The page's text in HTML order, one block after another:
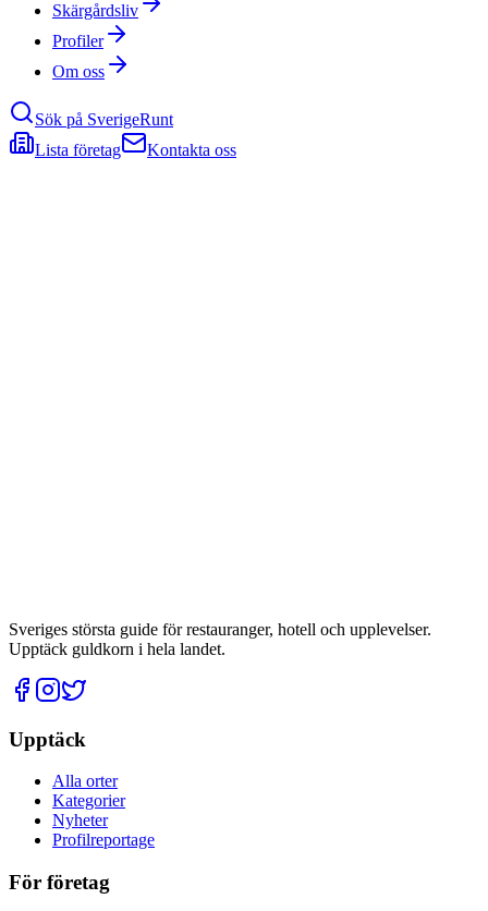
Skärgårdsliv
Profiler
Om oss
Sök på SverigeRunt
Lista företag
Kontakta oss
Sveriges största guide för restauranger, hotell och upplevelser.
Upptäck guldkorn i hela landet.
Upptäck
Alla orter
Kategorier
Nyheter
Profilreportage
För företag